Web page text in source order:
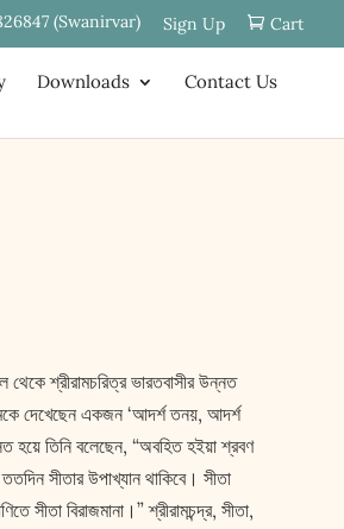
(Swanirvar) Sign Up Cart
Downloads Contact Us
থেকে শ্রীরামচরিত্র ভারতবাসীর উন্নত
দেখেছেন একজন ‘আদর্শ তনয়, আদর্শ
হয়ে তিনি বলেছেন, “অবহিত হইয়া শ্রবণ
সীতার উপাখ্যান থাকিবে। সীতা
সীতা বিরাজমানা।” শ্রীরামচন্দ্র, সীতা,